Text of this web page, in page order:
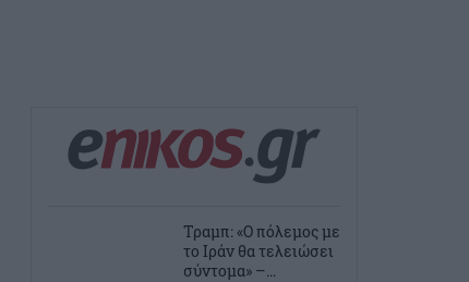
Τραμπ: «Ο πόλεμος με
το Ιράν θα τελειώσει
σύντομα» –...